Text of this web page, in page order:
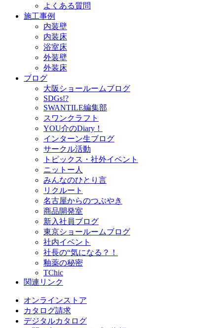
よくある質問
施工事例
内装壁
内装床
浴室床
外装壁
外装床
ブログ
大阪ショールームブログ
SDGs!?
SWANTILE編集部
スワンクラフト
YOU介のDiary！
インターン生ブログ
サークル活動
トピックス・社外イベント
ニットー人
みんなのひとり言
リクルート
名古屋からのつぶやき
商品開発室
新入社員ブログ
東京ショールームブログ
社内イベント
社長の“気になる？！
釉薬の秘密
TChic
関連リンク
オンラインストア
カタログ請求
デジタルカタログ